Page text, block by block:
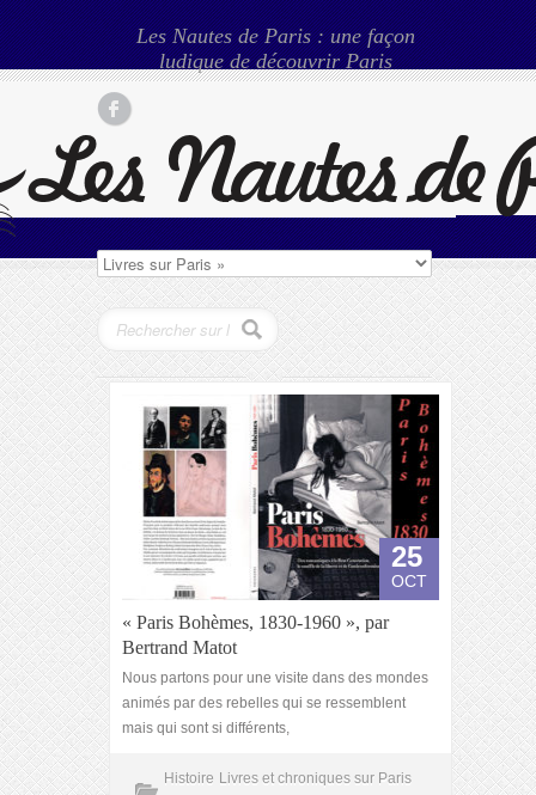
Les Nautes de Paris : une façon
ludique de découvrir Paris
25
OCT
« Paris Bohèmes, 1830-1960 », par
Bertrand Matot
Nous partons pour une visite dans des mondes
animés par des rebelles qui se ressemblent
mais qui sont si différents,
Histoire Livres et chroniques sur Paris